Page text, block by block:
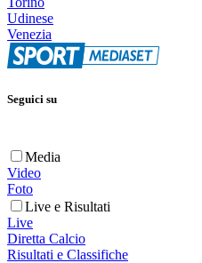
Udinese
Venezia
Seguici su
Media
Video
Foto
Live e Risultati
Live
Diretta Calcio
Risultati e Classifiche